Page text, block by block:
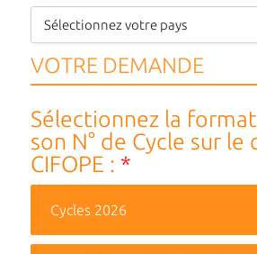
VOTRE DEMANDE
Sélectionnez la
son N° de Cycle sur le
CIFOPE : *